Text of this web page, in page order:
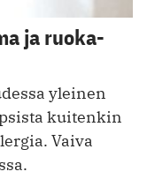
ja ruoka-
yleinen
kuitenkin
Vaiva